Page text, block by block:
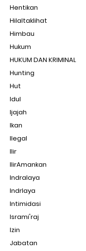
Hentikan
Hilaltaklihat
Himbau
Hukum
HUKUM DAN KRIMINAL
Hunting
Hut
Idul
Ijajah
Ikan
Ilegal
Ilir
IlirAmankan
Indralaya
Indrlaya
Intimidasi
Isrami'raj
Izin
Jabatan